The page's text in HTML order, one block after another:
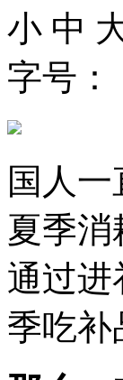
小 中
字号：
国人
夏季
通过进
季吃补